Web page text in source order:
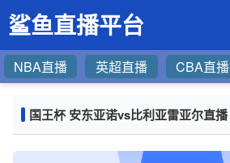
鲨鱼直播平台
NBA直播 英超直播 CBA直播
国王杯 安东亚诺vs比利亚雷亚尔直播